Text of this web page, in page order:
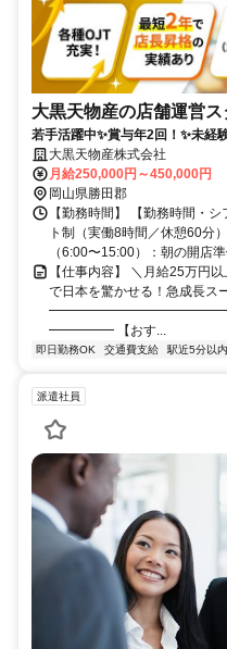
大黒天物産の店舗運営ス
若手活躍中✨賞与年2回！✨未経
大黒天物産株式会社
月給250,000円～450,000円
岡山県勝田郡
【勤務時間】 【勤務時間・
ト制（実働8時間／休憩60分
（6:00〜15:00）：朝の開店
【仕事内容】 ＼月給25万円
で日本を驚かせる！急成長ス
━━━━━ 【おす...
即日勤務OK 交通費支給 駅近5分以内
派遣社員